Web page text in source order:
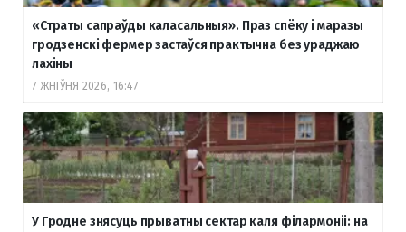
«Страты сапраўды каласальныя». Праз спёку і маразы
гродзенскі фермер застаўся практычна без ураджаю
лахіны
7 ЖНІЎНЯ 2026, 16:47
У Гродне знясуць прыватны сектар каля філармоніі: на